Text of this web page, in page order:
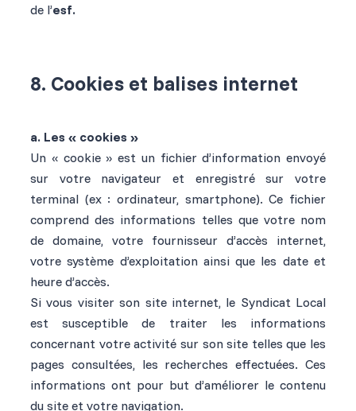
de l’esf.
8. Cookies et balises internet
a. Les « cookies »
Un « cookie » est un fichier d’information envoyé
sur votre navigateur et enregistré sur votre
terminal (ex : ordinateur, smartphone). Ce fichier
comprend des informations telles que votre nom
de domaine, votre fournisseur d’accès internet,
votre système d’exploitation ainsi que les date et
heure d’accès.
Si vous visiter son site internet, le Syndicat Local
est susceptible de traiter les informations
concernant votre activité sur son site telles que les
pages consultées, les recherches effectuées. Ces
informations ont pour but d’améliorer le contenu
du site et votre navigation.